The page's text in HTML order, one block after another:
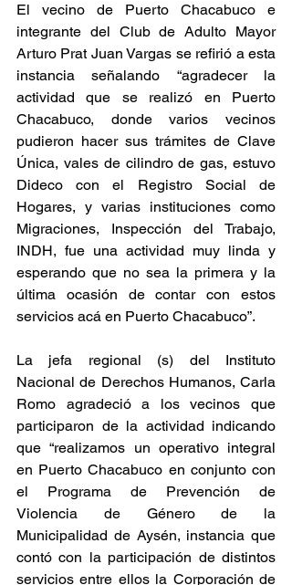
El vecino de Puerto Chacabuco e
integrante del Club de Adulto Mayor
Arturo Prat Juan Vargas se refirió a esta
instancia señalando “agradecer la
actividad que se realizó en Puerto
Chacabuco, donde varios vecinos
pudieron hacer sus trámites de Clave
Única, vales de cilindro de gas, estuvo
Dideco con el Registro Social de
Hogares, y varias instituciones como
Migraciones, Inspección del Trabajo,
INDH, fue una actividad muy linda y
esperando que no sea la primera y la
última ocasión de contar con estos
servicios acá en Puerto Chacabuco”.
La jefa regional (s) del Instituto
Nacional de Derechos Humanos, Carla
Romo agradeció a los vecinos que
participaron de la actividad indicando
que “realizamos un operativo integral
en Puerto Chacabuco en conjunto con
el Programa de Prevención de
Violencia de Género de la
Municipalidad de Aysén, instancia que
contó con la participación de distintos
servicios entre ellos la Corporación de